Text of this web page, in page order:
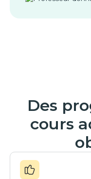
Des
cours